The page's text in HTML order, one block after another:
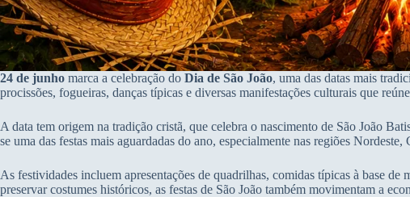
24 de junho marca a celebração do Dia de São João, uma das datas mais
procissões, fogueiras, danças típicas e diversas manifestações culturais que
A data tem origem na tradição cristã, que celebra o nascimento de São João
se uma das festas mais aguardadas do ano, especialmente nas regiões Nordeste,
As festividades incluem apresentações de quadrilhas, comidas típicas à base
preservar costumes históricos, as festas de São João também movimentam a